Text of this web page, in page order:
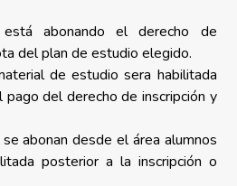
abonando el derecho de
del plan de estudio elegido.
de estudio sera habilitada
del derecho de inscripción y
abonan desde el área alumnos
posterior a la inscripción o